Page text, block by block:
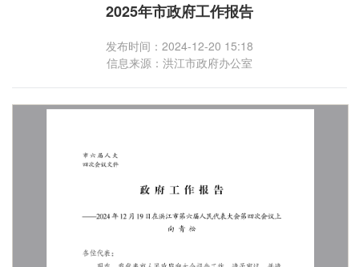
2025年市政府工作报告
发布时间：2024-12-20 15:18
信息来源：洪江市政府办公室